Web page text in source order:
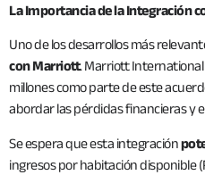
La Importancia de la Integración
Uno de los desarrollos más
con Marriott. Marriott International
millones como parte de este
abordar las pérdidas financieras y
Se espera que esta integración
ingresos por habitación disponible